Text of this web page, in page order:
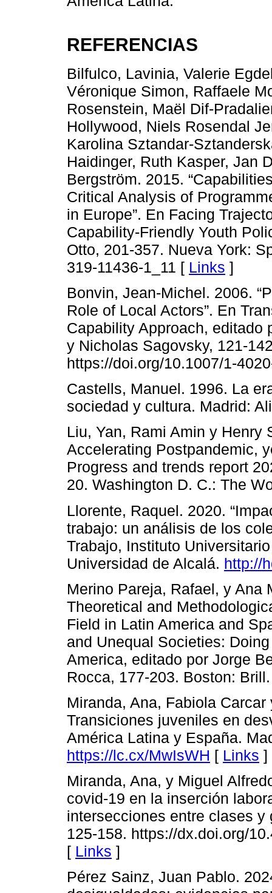
REFERENCIAS
Bilfulco, Lavinia, Valerie
Véronique Simon, Raffaele
Rosenstein, Maël Dif-
Hollywood, Niels Rosendal
Karolina Sztandar-
Haidinger, Ruth Kasper, Jan
Bergström. 2015.
Critical Analysis of
in Europe”. En Facing
Capability-Friendly Youth
Otto, 201-357. Nueva York:
319-11436-1_11 [ Links ]
Bonvin, Jean-Michel. 2006.
Role of Local Actors”. En
Capability Approach, editado
y Nicholas Sagovsky, 121-
https://doi.org/10.1007/1-
Castells, Manuel. 1996. La
sociedad y cultura. Madrid:
Liu, Yan, Rami Amin y Henry
Accelerating Postpandemic,
Progress and trends report
20. Washington D. C.: The
Llorente, Raquel. 2020.
trabajo: un análisis de los
Trabajo, Instituto
Universidad de Alcalá. http://
Merino Pareja, Rafael, y Ana
Theoretical and
Field in Latin America and
and Unequal Societies:
America, editado por Jorge
Rocca, 177-203. Boston:
Miranda, Ana, Fabiola
Transiciones juveniles en
América Latina y España.
https://lc.cx/MwIsWH [ Links ]
Miranda, Ana, y Miguel
covid-19 en la inserción
intersecciones entre clases y
125-158. https://dx.doi.org/
[ Links ]
Pérez Sainz, Juan Pablo.